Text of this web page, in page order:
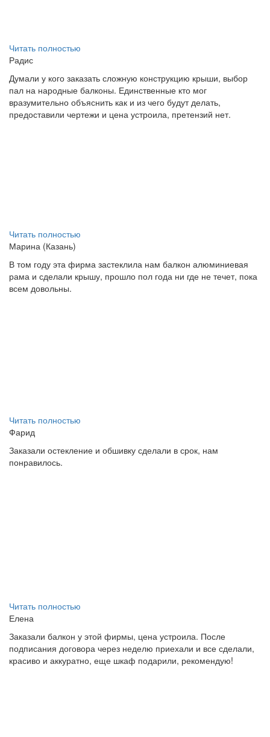
Читать полностью
Радис
Думали у кого заказать сложную конструкцию крыши, выбор
пал на народные балконы. Единственные кто мог
вразумительно объяснить как и из чего будут делать,
предоставили чертежи и цена устроила, претензий нет.
Читать полностью
Марина (Казань)
В том году эта фирма застеклила нам балкон алюминиевая
рама и сделали крышу, прошло пол года ни где не течет, пока
всем довольны.
Читать полностью
Фарид
Заказали остекление и обшивку сделали в срок, нам
понравилось.
Читать полностью
Елена
Заказали балкон у этой фирмы, цена устроила. После
подписания договора через неделю приехали и все сделали,
красиво и аккуратно, еще шкаф подарили, рекомендую!